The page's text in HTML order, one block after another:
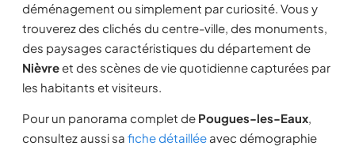
déménagement ou simplement par curiosité. Vous y
trouverez des clichés du centre-ville, des monuments,
des paysages caractéristiques du département de
Nièvreet des scènes de vie quotidienne capturées par
les habitants et visiteurs.
Pour un panorama complet de Pougues-les-Eaux,
consultez aussi sa fiche détaillée avec démographie